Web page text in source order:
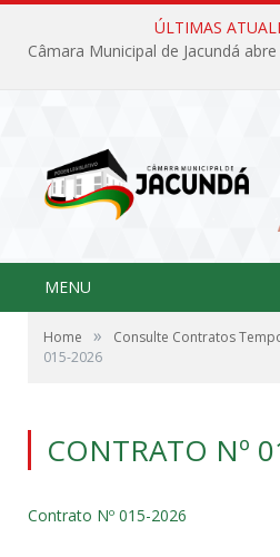
ÚLTIMAS
MENU
Home » Consulte Contratos
015-2026
CONTRATO Nº
Contrato Nº 015-2026